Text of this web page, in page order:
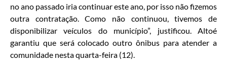
no ano passado iria continuar este ano, por isso não fizemos
outra contratação. Como não continuou, tivemos de
disponibilizar veículos do município”, justificou. Altoé
garantiu que será colocado outro ônibus para atender a
comunidade nesta quarta-feira (12).